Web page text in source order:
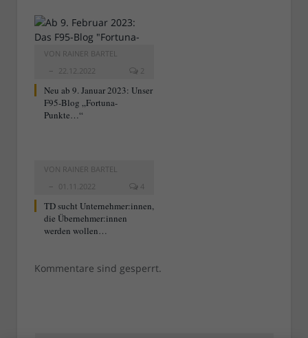
VON RAINER BARTEL
22.12.2022
2
Neu ab 9. Januar 2023: Unser
F95-Blog „Fortuna-
Punkte…“
VON RAINER BARTEL
01.11.2022
4
TD sucht Unternehmer:innen,
die Übernehmer:innen
werden wollen…
Kommentare sind gesperrt.